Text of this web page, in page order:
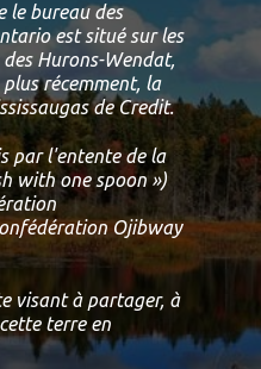
le bureau des
est situé sur les
Hurons-Wendat,
récemment, la
de Credit.
par l'entente de la
with one spoon »)
Ojibway
visant à partager, à
terre en